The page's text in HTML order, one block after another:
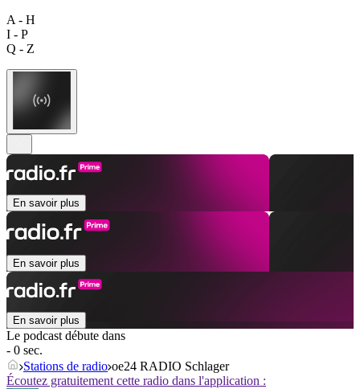
A - H
I - P
Q - Z
En savoir plus
En savoir plus
En savoir plus
Le podcast débute dans
- 0 sec.
Stations de radio oe24 RADIO Schlager
Écoutez gratuitement cette radio dans l'application :